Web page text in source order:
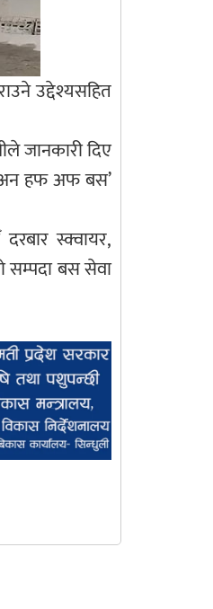
उद्देश्यसहित
जानकारी दिए
अन हफ अफ बस’
स्क्वायर,
सम्पदा बस सेवा